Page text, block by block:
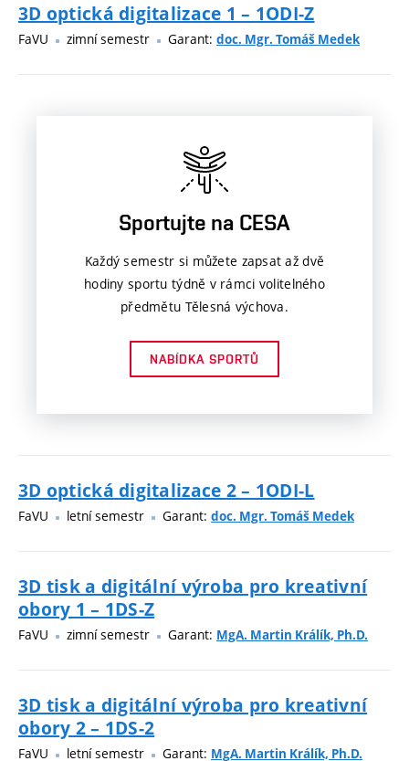
3D optická digitalizace 1 – 1ODI-Z
FaVU zimní semestr Garant: doc. Mgr. Tomáš Medek
Sportujte na CESA
Každý semestr si můžete zapsat až dvě
hodiny sportu týdně v rámci volitelného
předmětu Tělesná výchova.
NABÍDKA SPORTŮ
3D optická digitalizace 2 – 1ODI-L
FaVU letní semestr Garant: doc. Mgr. Tomáš Medek
3D tisk a digitální výroba pro kreativní
obory 1 – 1DS-Z
FaVU zimní semestr Garant: MgA. Martin Králík, Ph.D.
3D tisk a digitální výroba pro kreativní
obory 2 – 1DS-2
FaVU letní semestr Garant: MgA. Martin Králík, Ph.D.